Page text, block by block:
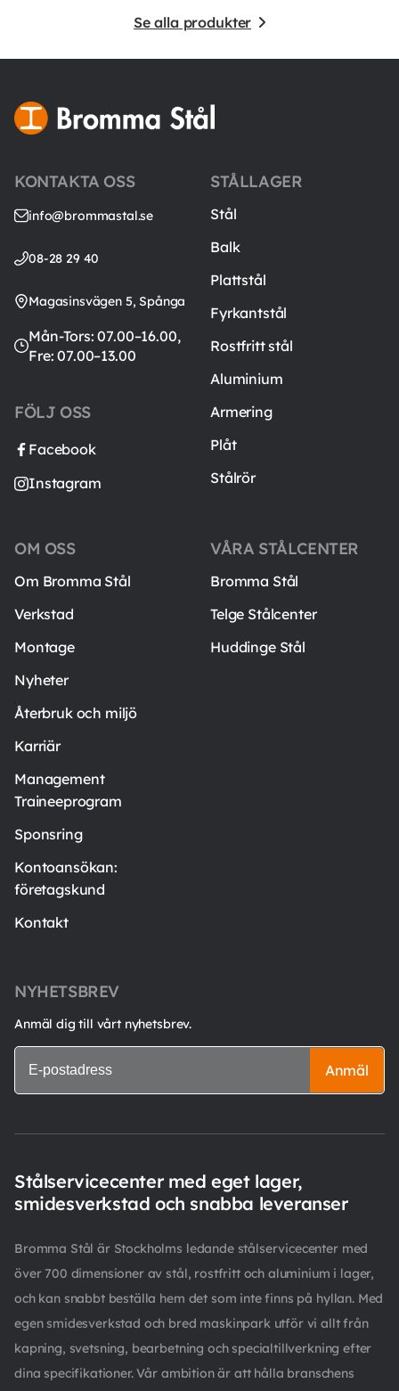
Se alla produkter
KONTAKTA OSS
info@brommastal.se
08-28 29 40
Magasinsvägen 5, Spånga
Mån-Tors: 07.00–16.00,
Fre: 07.00–13.00
FÖLJ OSS
Facebook
Instagram
STÅLLAGER
Stål
Balk
Plattstål
Fyrkantstål
Rostfritt stål
Aluminium
Armering
Plåt
Stålrör
VÅRA STÅLCENTER
Bromma Stål
Telge Stålcenter
Huddinge Stål
OM OSS
Om Bromma Stål
Verkstad
Montage
Nyheter
Återbruk och miljö
Karriär
Management
Traineeprogram
Sponsring
Kontoansökan:
företagskund
Kontakt
NYHETSBREV
Anmäl dig till vårt nyhetsbrev.
Anmäl
Stålservicecenter med eget lager,
smidesverkstad och snabba leveranser
Bromma Stål är Stockholms ledande stålservicecenter med
över 700 dimensioner av stål, rostfritt och aluminium i lager,
och kan snabbt beställa hem det som inte finns på hyllan. Med
egen smidesverkstad och bred maskinpark utför vi allt från
kapning, svetsning, bearbetning och specialtillverkning efter
dina specifikationer. Vår ambition är att hålla branschens